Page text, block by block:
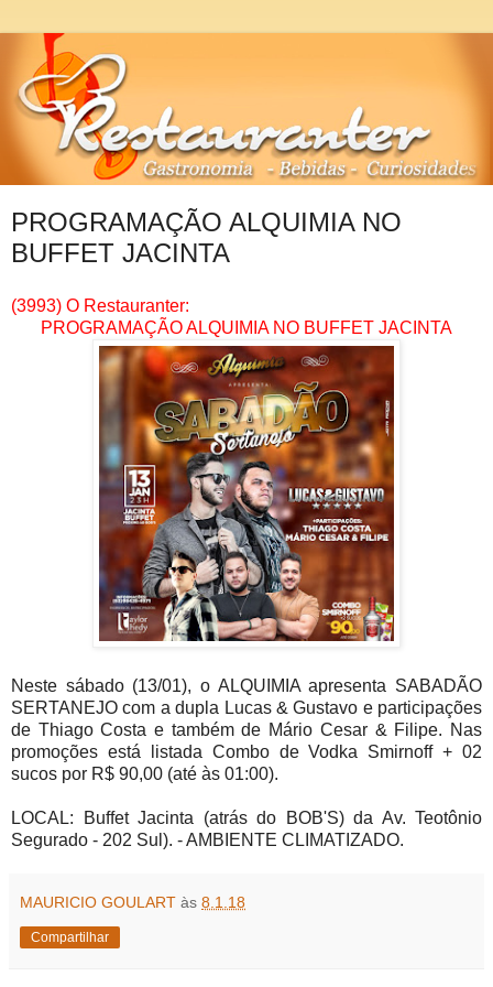
PROGRAMAÇÃO ALQUIMIA NO
BUFFET JACINTA
(3993) O Restauranter:
PROGRAMAÇÃO ALQUIMIA NO BUFFET JACINTA
Neste sábado (13/01), o ALQUIMIA apresenta SABADÃO
SERTANEJO com a dupla Lucas & Gustavo e participações
de Thiago Costa e também de Mário Cesar & Filipe. Nas
promoções está listada Combo de Vodka Smirnoff + 02
sucos por R$ 90,00 (até às 01:00).
LOCAL: Buffet Jacinta (atrás do BOB'S) da Av. Teotônio
Segurado - 202 Sul). - AMBIENTE CLIMATIZADO.
MAURICIO GOULART às 8.1.18
Compartilhar